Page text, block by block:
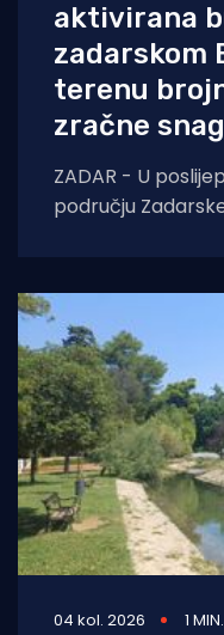
aktivirana
zadarskom
terenu
zračne
ZADAR - U
području
04 kol. 2026 1